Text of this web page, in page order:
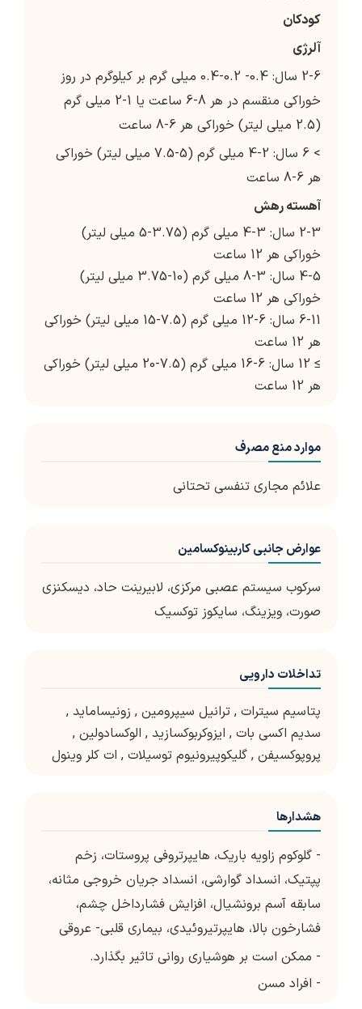
کودکان
آلرژی
2-6 سال: 0.4- 0.2-0.4 میلی گرم بر کیلوگرم در روز
خوراکی منقسم در هر 8-6 ساعت یا 1-2 میلی گرم
(2.5 میلی لیتر) خوراکی هر 6-8 ساعت
> 6 سال: 2-4 میلی گرم (5-7.5 میلی لیتر) خوراکی
هر 6-8 ساعت
آهسته رهش
2-3 سال: 3-4 میلی گرم (3.75-5 میلی لیتر)
خوراکی هر 12 ساعت
4-5 سال: 3-8 میلی گرم (10-3.75 میلی لیتر)
خوراکی هر 12 ساعت
6-11 سال: 6-12 میلی گرم (7.5-15 میلی لیتر) خوراکی
هر 12 ساعت
≥ 12 سال: 6-16 میلی گرم (7.5-20 میلی لیتر) خوراکی
هر 12 ساعت
موارد منع مصرف
علائم مجاری تنفسی تحتانی
عوارض جانبی کاربینوکسامین
سرکوب سیستم عصبی مرکزی، لابیرینت حاد، دیسکنزی
صورت، ویزینگ، سایکوز توکسیک
تداخلات دارویی
پتاسیم سیترات , ترانیل سیپرومین , زونیساماید ,
سدیم اکسی بات , ایزوکربوکسازید , الوکسادولین ,
پروپوکسیفن , گلیکوپیرونیوم توسیلات , ات کلر وینول
هشدارها
- گلوكوم زاویه باریک، هایپرتروفی پروستات، زخم
پپتیك، انسداد گوارشی، انسداد جریان خروجی مثانه،
سابقه آسم برونشیال، افزایش فشارداخل چشم،
فشارخون بالا، هایپرتیروئیدی، بیماری قلبی- عروقی
- ممکن است بر هوشیاری روانی تاثیر بگذارد.
- افراد مسن